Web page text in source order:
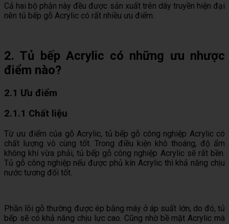
Cả hai bộ phận này đều được sản xuất trên dây truyền hiện đại
nên tủ bếp gỗ Acrylic có rất nhiều ưu điểm.
2. Tủ bếp Acrylic có những ưu nhược
điểm nào?
2.1 Ưu điểm
2.1.1 Chất liệu
Từ ưu điểm của gỗ Acrylic, tủ bếp gỗ công nghiệp Acrylic có
chất lượng vô cùng tốt. Trong điều kiện khô thoáng, độ ẩm
không khí vừa phải, tủ bếp gỗ công nghiệp Acrylic sẽ rất bền.
Tủ gỗ công nghiệp nếu được phủ kín Acrylic thì khả năng chịu
nước tương đối tốt.
Phần lõi gỗ thường được ép bằng máy ở áp suất lớn, do đó, tủ
bếp sẽ có khả năng chịu lực cao. Cũng nhờ bề mặt Acrylic mà